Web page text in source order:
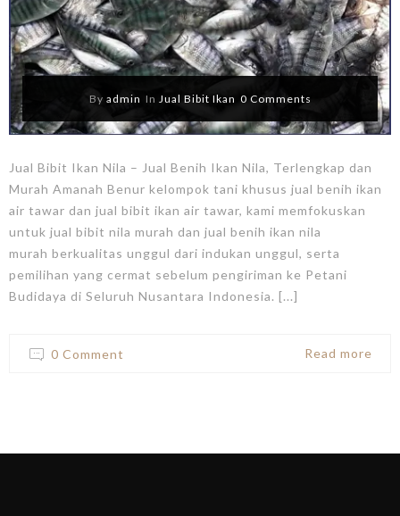
By admin In Jual Bibit Ikan 0 Comments
Jual Bibit Ikan Nila – Jual Benih Ikan Nila, Terlengkap dan
Murah Amanah Benur kelompok tani khusus jual benih ikan
air tawar dan jual bibit ikan air tawar, kami memfokuskan
untuk jual bibit nila murah dan jual benih ikan nila
murah berkualitas unggul dari indukan unggul, serta
pemilihan yang cermat sebelum pengiriman ke Petani
Budidaya di Seluruh Nusantara Indonesia. [...]
0 Comment Read more